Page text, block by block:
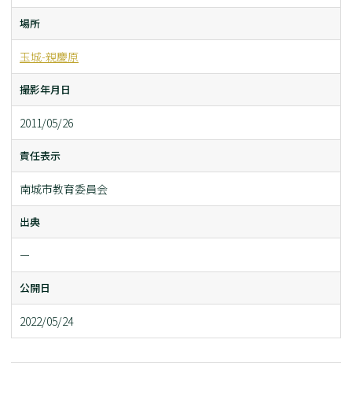
場所
玉城-親慶原
撮影年月日
2011/05/26
責任表示
南城市教育委員会
出典
ー
公開日
2022/05/24